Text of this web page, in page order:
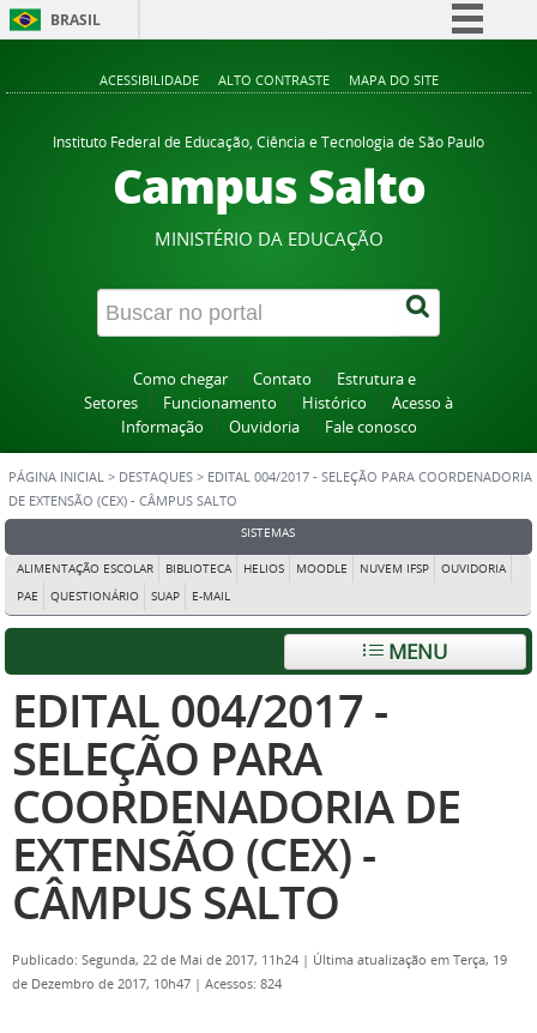
BRASIL
Comunica BR
Participe
Acesso à informação
Canais
ACESSIBILIDADE ALTO CONTRASTE MAPA DO SITE
Instituto Federal de Educação, Ciência e Tecnologia de São Paulo
Campus Salto
MINISTÉRIO DA EDUCAÇÃO
Como chegar Contato
Estrutura e
Setores
Funcionamento Histórico
Acesso à
Informação
Ouvidoria Fale conosco
PÁGINA INICIAL > DESTAQUES > EDITAL 004/2017 - SELEÇÃO PARA COORDENADORIA
DE EXTENSÃO (CEX) - CÂMPUS SALTO
SISTEMAS
ALIMENTAÇÃO ESCOLAR BIBLIOTECA HELIOS MOODLE NUVEM IFSP
OUVIDORIA
PAE
QUESTIONÁRIO SUAP E-MAIL
MENU
EDITAL 004/2017 -
SELEÇÃO PARA
COORDENADORIA DE
EXTENSÃO (CEX) -
CÂMPUS SALTO
Publicado: Segunda, 22 de Mai de 2017, 11h24 | Última atualização em Terça, 19
de Dezembro de 2017, 10h47 | Acessos: 824